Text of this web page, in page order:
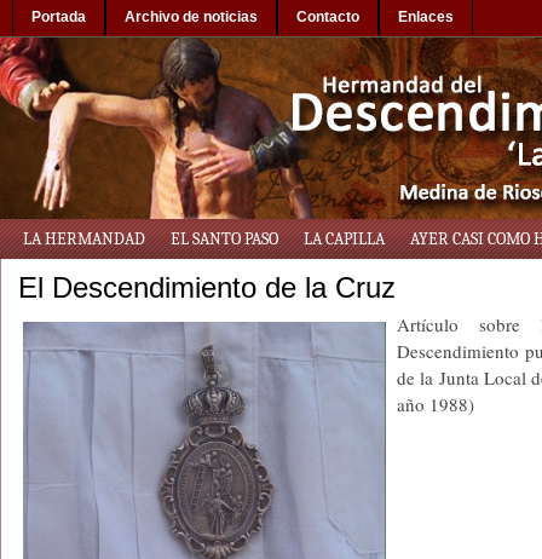
Portada Archivo de noticias Contacto Enlaces
LA HERMANDAD EL SANTO PASO LA CAPILLA AYER CASI COMO
El Descendimiento de la Cruz
Artículo sobre
Descendimiento
de la Junta Local
año 1988)